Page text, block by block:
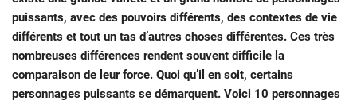
puissants, avec des pouvoirs différents, des contextes de vie
différents et tout un tas d’autres choses différentes. Ces très
nombreuses différences rendent souvent difficile la
comparaison de leur force. Quoi qu’il en soit, certains
personnages puissants se démarquent. Voici 10 personnages